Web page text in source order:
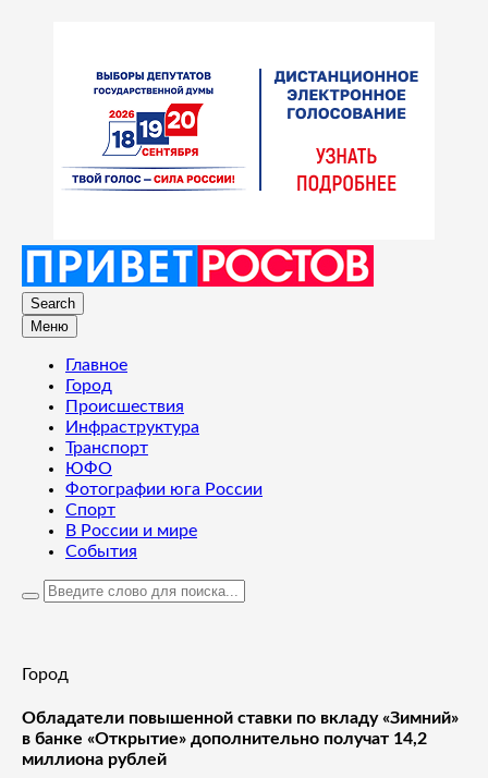
Search
Меню
Главное
Город
Происшествия
Инфраструктура
Транспорт
ЮФО
Фотографии юга России
Спорт
В России и мире
События
Город
Обладатели повышенной ставки по вкладу «Зимний»
в банке «Открытие» дополнительно получат 14,2
миллиона рублей